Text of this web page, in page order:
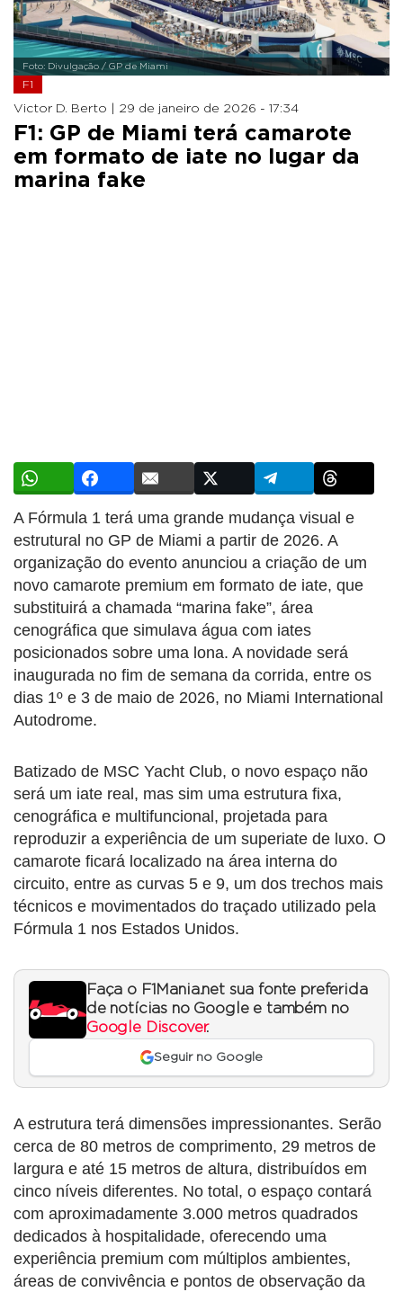
Foto: Divulgação / GP de Miami
F1
Victor D. Berto | 29 de janeiro de 2026 - 17:34
F1: GP de Miami terá camarote
em formato de iate no lugar da
marina fake
A Fórmula 1 terá uma grande mudança visual e
estrutural no GP de Miami a partir de 2026. A
organização do evento anunciou a criação de um
novo camarote premium em formato de iate, que
substituirá a chamada “marina fake”, área
cenográfica que simulava água com iates
posicionados sobre uma lona. A novidade será
inaugurada no fim de semana da corrida, entre os
dias 1º e 3 de maio de 2026, no Miami International
Autodrome.
Batizado de MSC Yacht Club, o novo espaço não
será um iate real, mas sim uma estrutura fixa,
cenográfica e multifuncional, projetada para
reproduzir a experiência de um superiate de luxo. O
camarote ficará localizado na área interna do
circuito, entre as curvas 5 e 9, um dos trechos mais
técnicos e movimentados do traçado utilizado pela
Fórmula 1 nos Estados Unidos.
Faça o F1Mania.net sua fonte preferida
de notícias no Google e também no
Google Discover.
Seguir no Google
A estrutura terá dimensões impressionantes. Serão
cerca de 80 metros de comprimento, 29 metros de
largura e até 15 metros de altura, distribuídos em
cinco níveis diferentes. No total, o espaço contará
com aproximadamente 3.000 metros quadrados
dedicados à hospitalidade, oferecendo uma
experiência premium com múltiplos ambientes,
áreas de convivência e pontos de observação da